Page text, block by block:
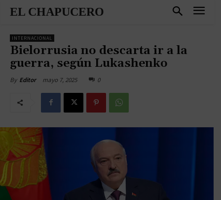
EL CHAPUCERO
INTERNACIONAL
Bielorrusia no descarta ir a la
guerra, según Lukashenko
By Editor mayo 7, 2025 0